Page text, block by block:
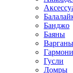
Банджо
Баяны
Варганы
Гармони
Гусли
Домры